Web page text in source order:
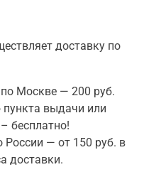
доставку по
Москве — 200 руб.
выдачи или
бесплатно!
России — от 150 руб. в
доставки.